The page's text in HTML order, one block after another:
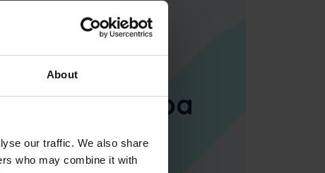
About
our traffic. We also share
who may combine it with
Smagās
tehnikas
pārvaldība
kustībā